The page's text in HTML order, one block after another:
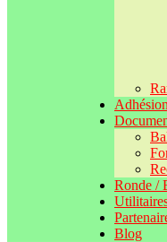
Adhésion
Ronde /
Blog